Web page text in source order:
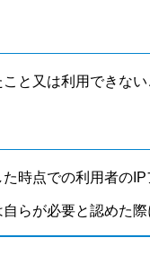
こと又は利用できな
時点での利用者のIP
らが必要と認めた